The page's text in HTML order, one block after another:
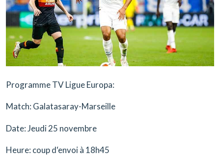
Programme TV Ligue Europa:
Match: Galatasaray-Marseille
Date:Jeudi 25 novembre
Heure: coup d‘envoi à 18h45